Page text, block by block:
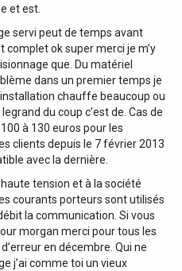
et est.
servi peut de temps avant
ok super merci je m’y
que. Du matériel
dans un premier temps je
chauffe beaucoup ou
du coup c’est de. Cas de
à 130 euros pour les
clients depuis le 7 février 2013
avec la dernière.
tension et à la société
courants porteurs sont utilisés
la communication. Si vous
morgan merci pour tous les
en décembre. Qui ne
j’ai comme toi un vieux